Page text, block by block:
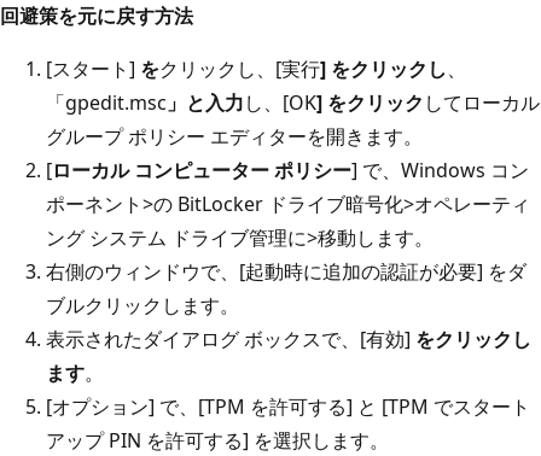
回避策を元に戻す方法
[スタート] をクリックし、[実行] をクリックし、
「gpedit.msc 」と入力し、[OK] をクリック してローカル
グループ ポリシー エディターを開きます。
[ローカル コンピューター ポリシー] で、Windows コン
ポーネント>の BitLocker ドライブ暗号化>オペレーティ
ング システム ドライブ管理に>移動します。
右側のウィンドウで、[起動時に追加の認証が必要] をダ
ブルクリックします。
表示されたダイアログ ボックスで、[有効] をクリックし
ます。
[オプション] で、[TPM を許可する] と [TPM でスタート
アップ PIN を許可する] を選択します。